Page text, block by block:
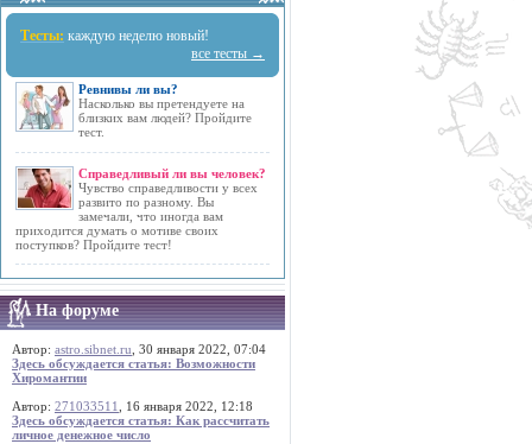
Тесты: каждую неделю новый!
все тесты →
Ревнивы ли вы?
Насколько вы претендуете на
близких вам людей? Пройдите
тест.
Справедливый ли вы человек?
Чувство справедливости у всех
развито по разному. Вы
замечали, что иногда вам
приходится думать о мотиве своих
поступков? Пройдите тест!
На форуме
Автор: astro.sibnet.ru , 30 января 2022, 07:04
Здесь обсуждается статья: Возможности
Хиромантии
Автор: 271033511
, 16 января 2022, 12:18
Здесь обсуждается статья: Как рассчитать
личное денежное число